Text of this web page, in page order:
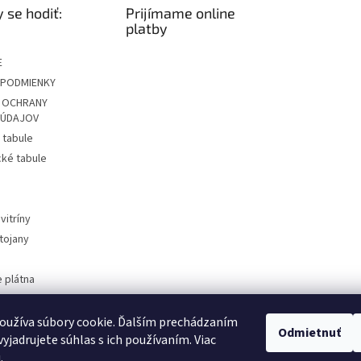
súbory cookie. Ďalším prechádzaním
súhlas s ich používaním. Viac
Odmietnuť
se hodiť:
tabule
plátna
Prijímame online
platby